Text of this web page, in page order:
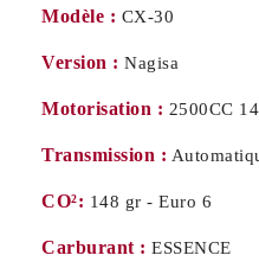
Modèle : CX-30
Version : Nagisa
Motorisation : 2500CC
Transmission :
CO²: 148 gr - Euro 6
Carburant : ESSENCE